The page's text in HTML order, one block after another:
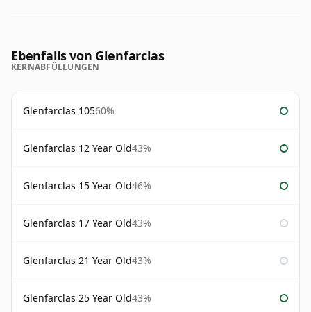
Ebenfalls von Glenfarclas
KERNABFÜLLUNGEN
Glenfarclas 10560%
Glenfarclas 12 Year Old43%
Glenfarclas 15 Year Old46%
Glenfarclas 17 Year Old43%
Glenfarclas 21 Year Old43%
Glenfarclas 25 Year Old43%